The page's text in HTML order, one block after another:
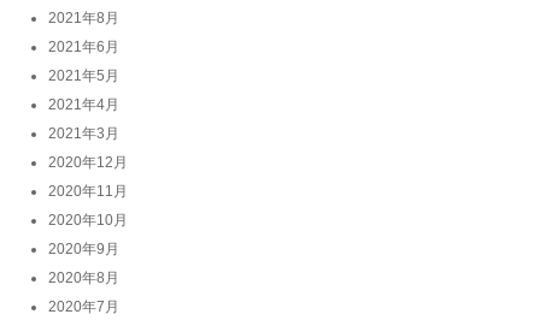
2021年8月
2021年6月
2021年5月
2021年4月
2021年3月
2020年12月
2020年11月
2020年10月
2020年9月
2020年8月
2020年7月